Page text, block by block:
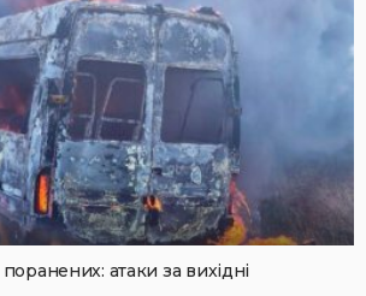
атаки за вихідні